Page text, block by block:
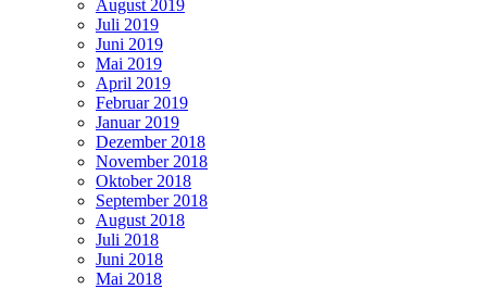
August 2019
Juli 2019
Juni 2019
Mai 2019
April 2019
Februar 2019
Januar 2019
Dezember 2018
November 2018
Oktober 2018
September 2018
August 2018
Juli 2018
Juni 2018
Mai 2018